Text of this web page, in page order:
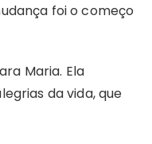
foi o começo
Maria. Ela
da vida, que